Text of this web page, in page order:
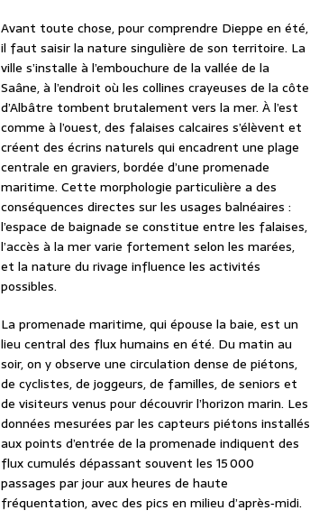
Avant toute chose, pour comprendre Dieppe en été,
il faut saisir la nature singulière de son territoire. La
ville s’installe à l’embouchure de la vallée de la
Saâne, à l’endroit où les collines crayeuses de la côte
d’Albâtre tombent brutalement vers la mer. À l’est
comme à l’ouest, des falaises calcaires s’élèvent et
créent des écrins naturels qui encadrent une plage
centrale en graviers, bordée d’une promenade
maritime. Cette morphologie particulière a des
conséquences directes sur les usages balnéaires :
l’espace de baignade se constitue entre les falaises,
l’accès à la mer varie fortement selon les marées,
et la nature du rivage influence les activités
possibles.
La promenade maritime, qui épouse la baie, est un
lieu central des flux humains en été. Du matin au
soir, on y observe une circulation dense de piétons,
de cyclistes, de joggeurs, de familles, de seniors et
de visiteurs venus pour découvrir l’horizon marin. Les
données mesurées par les capteurs piétons installés
aux points d’entrée de la promenade indiquent des
flux cumulés dépassant souvent les 15 000
passages par jour aux heures de haute
fréquentation, avec des pics en milieu d’après‑midi.